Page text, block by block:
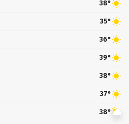
38°
35°
36°
39°
38°
37°
38°